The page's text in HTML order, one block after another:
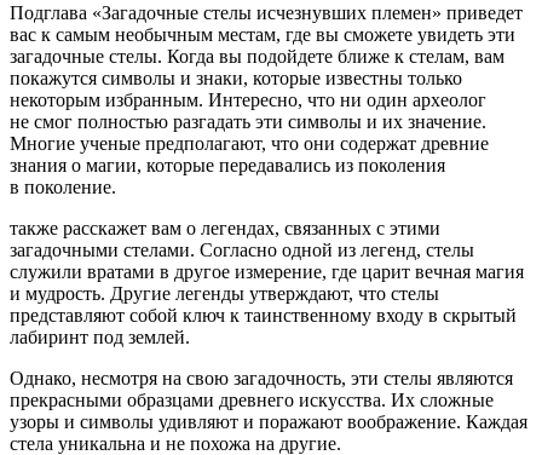
Подглава «Загадочные стелы исчезнувших племен» приведет
вас к самым необычным местам, где вы сможете увидеть эти
загадочные стелы. Когда вы подойдете ближе к стелам, вам
покажутся символы и знаки, которые известны только
некоторым избранным. Интересно, что ни один археолог
не смог полностью разгадать эти символы и их значение.
Многие ученые предполагают, что они содержат древние
знания о магии, которые передавались из поколения
в поколение.
также расскажет вам о легендах, связанных с этими
загадочными стелами. Согласно одной из легенд, стелы
служили вратами в другое измерение, где царит вечная магия
и мудрость. Другие легенды утверждают, что стелы
представляют собой ключ к таинственному входу в скрытый
лабиринт под землей.
Однако, несмотря на свою загадочность, эти стелы являются
прекрасными образцами древнего искусства. Их сложные
узоры и символы удивляют и поражают воображение. Каждая
стела уникальна и не похожа на другие.